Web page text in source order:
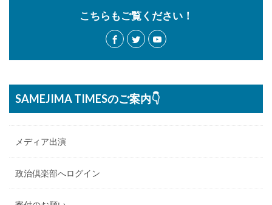
こちらもご覧ください！
SAMEJIMA TIMESのご案内👇
メディア出演
政治倶楽部へログイン